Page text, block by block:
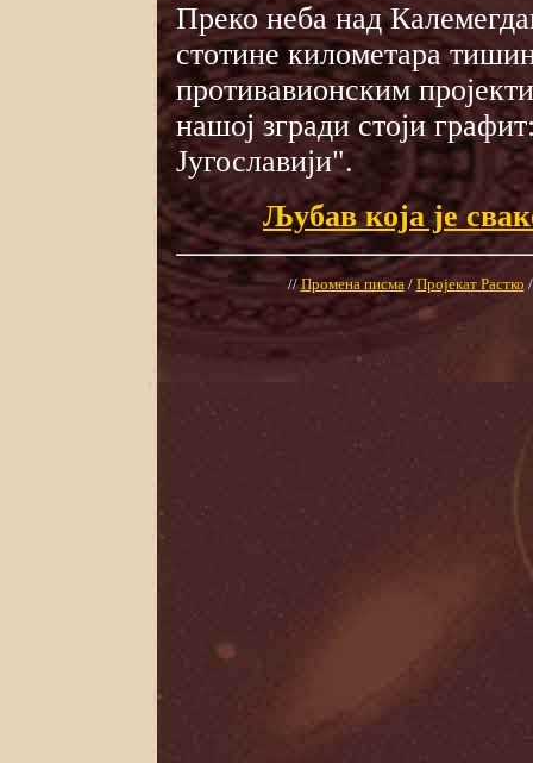
Преко неба над
стотине километара
противавионским
нашој згради стоји
Југославији".
Љубав која је
//Промена писма/ Пројекат Растко